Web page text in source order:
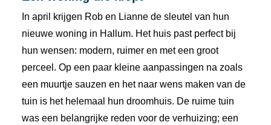
In april krijgen Rob en Lianne de sleutel van hun
nieuwe woning in Hallum. Het huis past perfect bij
hun wensen: modern, ruimer en met een groot
perceel. Op een paar kleine aanpassingen na zoals
een muurtje sauzen en het naar wens maken van de
tuin is het helemaal hun droomhuis. De ruime tuin
was een belangrijke reden voor de verhuizing; een